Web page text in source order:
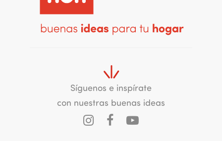
Síguenos e inspírate
con nuestras buenas ideas